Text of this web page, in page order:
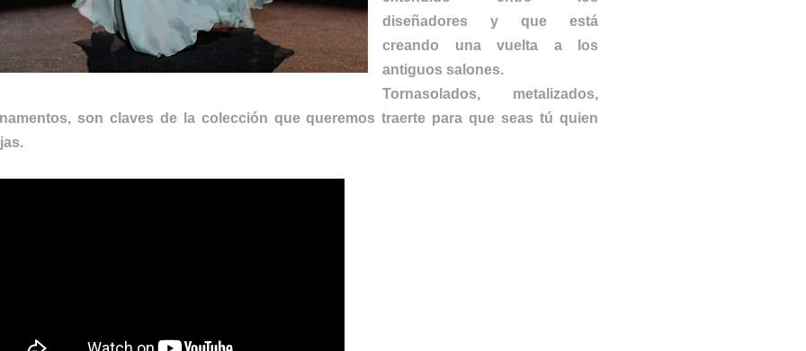
diseñadores y que está
creando una vuelta a los
antiguos salones.
Tornasolados, metalizados,
son claves de la colección que queremos traerte para que seas tú quien